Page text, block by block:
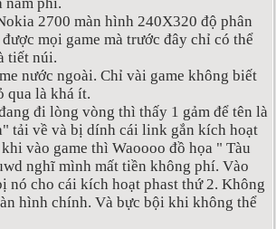
2700 màn hình 240X320 độ phân
mọi game mà trước đây chỉ có thể
tiết núi.
nước ngoài. Chỉ vài game không biết
qua là khá ít.
đi lòng vòng thì thấy 1 gảm để tên là
tải về và bị dính cái link gắn kích hoạt
vào game thì Waoooo đồ họa " Tàu
nghĩ mình mất tiền không phí. Vào
nó cho cái kích hoạt phast thứ 2. Không
hình chính. Và bực bội khi không thể